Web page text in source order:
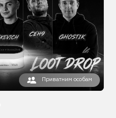
Приватним особам